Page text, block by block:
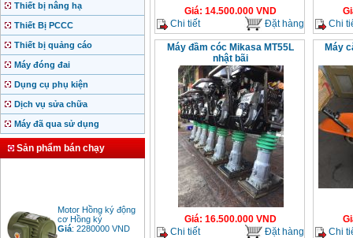
Thiết bị nâng hạ
Thiết Bị PCCC
Thiết bị quảng cáo
Máy đóng đai
Dụng cụ phụ kiện
Dịch vụ sửa chữa
Máy đã qua sử dụng
Sản phẩm bán chạy
Motor Hồng ký động
cơ Hồng ký
Giá :2280000 VND
Giá: 14.500.000 VND
Chi tiết
Đặt hàng
Chi
Máy đầm cóc Mikasa MT55L
nhật bãi
Giá: 16.500.000 VND
Chi tiết
Đặt hàng
Máy
Chi